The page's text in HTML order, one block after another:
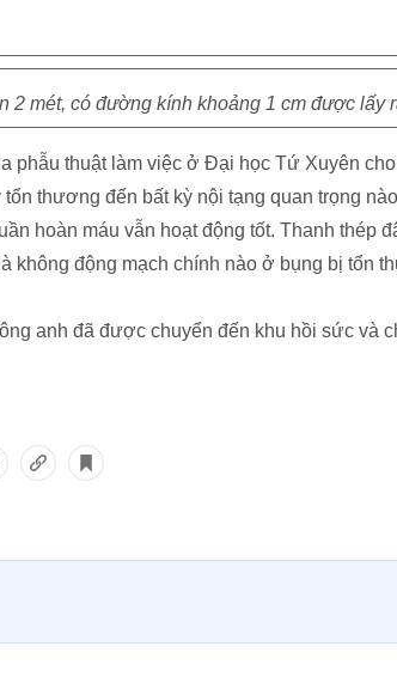
2 mét, có đường kính khoảng 1 cm được lấy
phẫu thuật làm việc ở Đại học Tứ Xuyên
thương đến bất kỳ nội tạng quan trọng
hoàn máu vẫn hoạt động tốt. Thanh thép
không động mạch chính nào ở bụng bị tổn
anh đã được chuyển đến khu hồi sức và